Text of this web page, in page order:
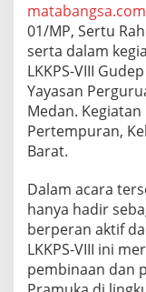
matabangsa.com
01/MP, Sertu
serta dalam
LKKPS-VIII
Yayasan
Medan.
Pertempuran,
Barat.
Dalam acara
hanya hadir
berperan aktif
LKKPS-VIII ini
pembinaan dan